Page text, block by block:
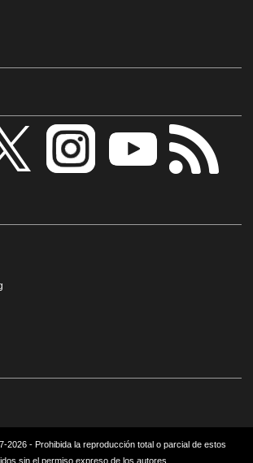
2026 - Prohibida la reproducción total o parcial de estos
sin el permiso expreso de los autores.